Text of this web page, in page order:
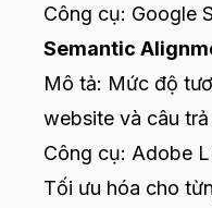
Công cụ: Google
Semantic
Mô tả: Mức độ
website và câu
Công cụ: Adobe
Tối ưu hóa cho